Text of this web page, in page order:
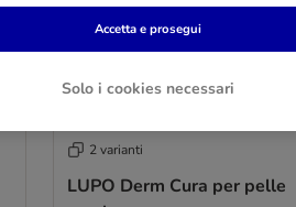
2 varianti
LUPO Derm Cura per pelle
Solo i cookies necessari
Accetta e prosegui